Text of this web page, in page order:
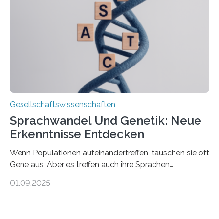
wurde auf die Unterschiede zwischen Angehörigen-
und Zugehörigenpflege in und außerhalb des eigenen
Haushalts gelegt. Pflege im eigenen Haushalt richtet
sich oft an den/die Partner*in und dies häufig im
Gesellschaftswissenschaften
Sprachwandel Und Genetik: Neue
Erkenntnisse Entdecken
Wenn Populationen aufeinandertreffen, tauschen sie oft
Gene aus. Aber es treffen auch ihre Sprachen
Sprachen verändern. Wie stark tun sie dies tatsächlich,
01.09.2025